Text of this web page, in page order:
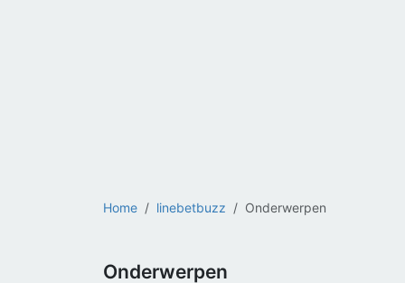
Home linebetbuzz Onderwerpen
Onderwerpen